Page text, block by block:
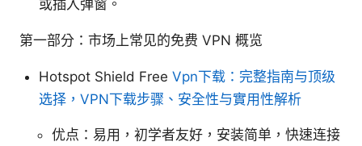
或插入弹窗。
第一部分：市场上常见的免费 VPN 概览
Hotspot Shield Free Vpn下载：完整指南与顶级
选择，VPN下载步骤、安全性与實用性解析
优点：易用，初学者友好，安装简单，快速连接